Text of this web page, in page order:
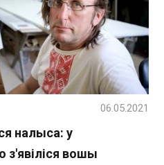
налыса: у
з'явіліся вошы
06.05.2021